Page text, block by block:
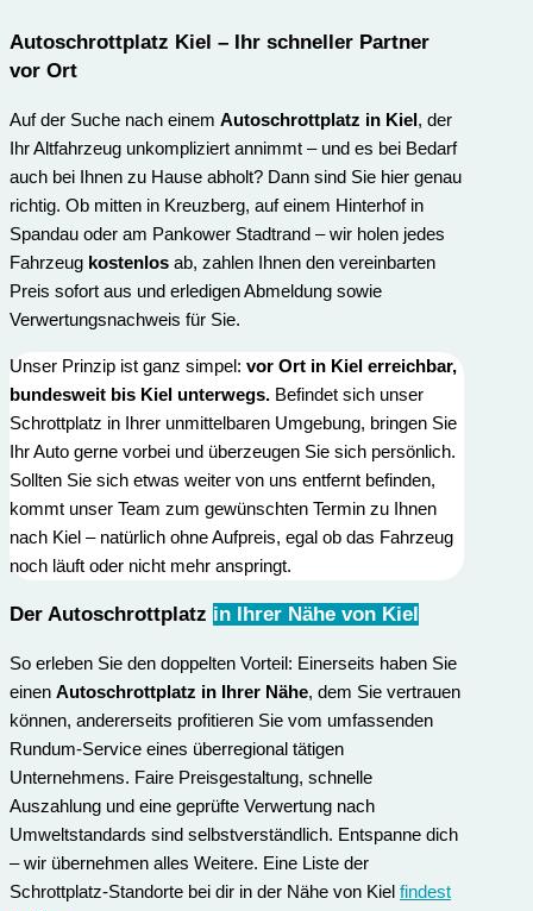
Autoschrottplatz Kiel – Ihr schneller Partner
vor Ort
Auf der Suche nach einem Autoschrottplatz in Kiel , der
Ihr Altfahrzeug unkompliziert annimmt – und es bei Bedarf
auch bei Ihnen zu Hause abholt? Dann sind Sie hier genau
richtig. Ob mitten in Kreuzberg, auf einem Hinterhof in
Spandau oder am Pankower Stadtrand – wir holen jedes
Fahrzeug kostenlos ab, zahlen Ihnen den vereinbarten
Preis sofort aus und erledigen Abmeldung sowie
Verwertungs­nachweis für Sie.
Unser Prinzip ist ganz simpel: vor Ort in Kiel erreichbar,
bundesweit bis Kiel unterwegs. Befindet sich unser
Schrottplatz in Ihrer unmittelbaren Umgebung, bringen Sie
Ihr Auto gerne vorbei und überzeugen Sie sich persönlich.
Sollten Sie sich etwas weiter von uns entfernt befinden,
kommt unser Team zum gewünschten Termin zu Ihnen
nach Kiel – natürlich ohne Aufpreis, egal ob das Fahrzeug
noch läuft oder nicht mehr anspringt.
Der Autoschrottplatz in Ihrer Nähe von Kiel
So erleben Sie den doppelten Vorteil: Einerseits haben Sie
einen Autoschrottplatz in Ihrer Nähe, dem Sie vertrauen
können, andererseits profitieren Sie vom umfassenden
Rundum-Service eines überregional tätigen
Unternehmens. Faire Preisgestaltung, schnelle
Auszahlung und eine geprüfte Verwertung nach
Umweltstandards sind selbstverständlich. Entspanne dich
– wir übernehmen alles Weitere. Eine Liste der
Schrottplatz-Standorte bei dir in der Nähe von Kiel findest